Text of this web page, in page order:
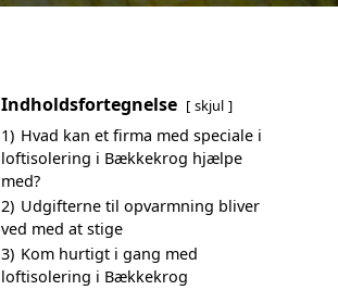
Indholdsfortegnelse skjul
1) Hvad kan et firma med speciale i
loftisolering i Bækkekrog hjælpe
med?
2) Udgifterne til opvarmning bliver
ved med at stige
3) Kom hurtigt i gang med
loftisolering i Bækkekrog